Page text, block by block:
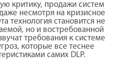
критику, продажи систем
несмотря на кризисное
технология становится не
но и востребованной
требования к системе
которые все теснее
самих DLP.